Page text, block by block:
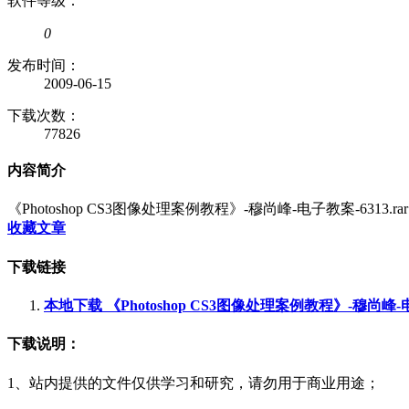
0
发布时间：
2009-06-15
下载次数：
77826
内容简介
《Photoshop CS3图像处理案例教程》-穆尚峰-电子教案-6313.rar
收藏文章
下载链接
本地下载 《Photoshop CS3图像处理案例教程》-穆尚峰-
下载说明：
1、站内提供的文件仅供学习和研究，请勿用于商业用途；